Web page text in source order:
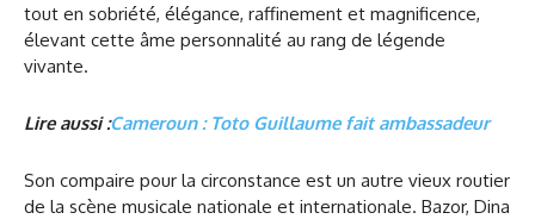
tout en sobriété, élégance, raffinement et magnificence,
élevant cette âme personnalité au rang de légende
vivante.
Lire aussi :Cameroun : Toto Guillaume fait ambassadeur
Son compaire pour la circonstance est un autre vieux routier
de la scène musicale nationale et internationale. Bazor, Dina